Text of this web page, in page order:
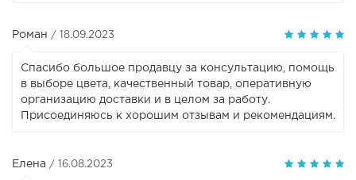
Роман / 18.09.2023
Спасибо большое продавцу за консультацию, помощь
в выборе цвета, качественный товар, оперативную
организацию доставки и в целом за работу.
Присоединяюсь к хорошим отзывам и рекомендациям.
Елена / 16.08.2023